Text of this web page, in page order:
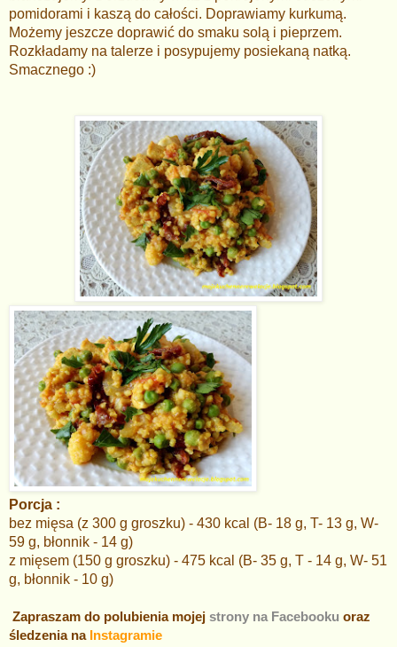
pomidorami i kaszą do całości. Doprawiamy kurkumą.
Możemy jeszcze doprawić do smaku solą i pieprzem.
Rozkładamy na talerze i posypujemy posiekaną natką.
Smacznego :)
Porcja :
bez mięsa (z 300 g groszku) - 430 kcal (B- 18 g, T- 13 g, W-
59 g, błonnik - 14 g)
z mięsem (150 g groszku) - 475 kcal (B- 35 g, T - 14 g, W- 51
g, błonnik - 10 g)
Zapraszam do polubienia mojej strony na Facebooku oraz
śledzenia na Instagramie